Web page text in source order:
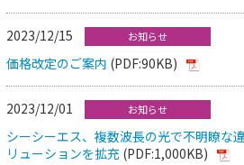
2023/12/15 お知らせ
価格改定のご案内 (PDF:90KB)
2023/12/01 お知らせ
シーシーエス、複数波長の光で不明瞭な
リューションを拡充 (PDF:1,000KB)